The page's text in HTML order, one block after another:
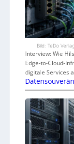
Bild: TeDo
Interview: Wie
Edge-to-Cloud-
digitale Services